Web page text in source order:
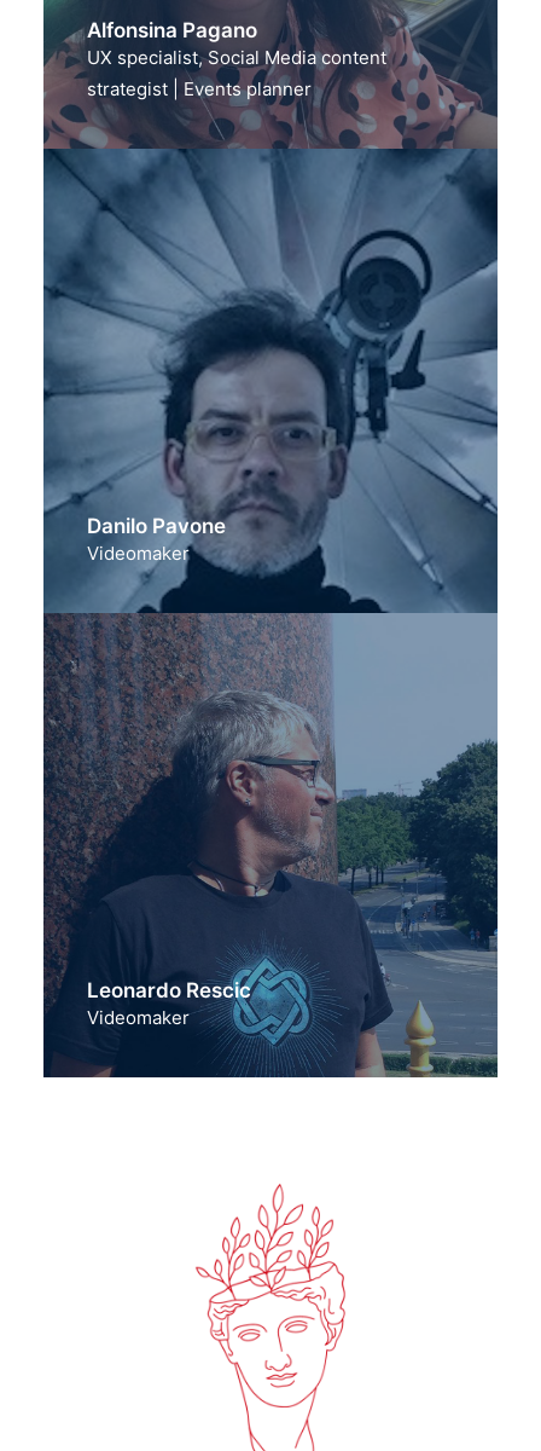
Alfonsina Pagano
UX specialist, Social Media content
strategist | Events planner
Danilo Pavone
Videomaker
Leonardo Rescic
Videomaker